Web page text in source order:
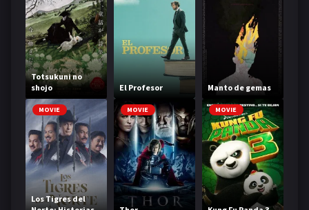
Totsukuni no
shojo
El Profesor Manto de gemas
MOVIE
Los Tigres del
MOVIE MOVIE